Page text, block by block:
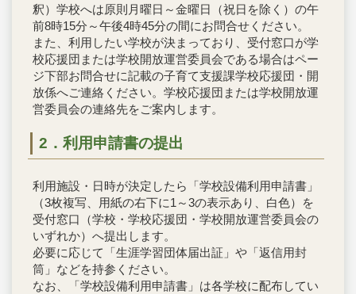
釈）学校へは原則月曜日～金曜日（祝日を除く）の午
前8時15分～午後4時45分の間にお問合せください。
また、利用したい学校が決まっており、受付窓口が学
校応援団または学校開放運営委員会である場合はペー
ジ下部お問合せに記載の子育て支援課学校応援団・開
放係へご連絡ください。学校応援団または学校開放運
営委員会の連絡先をご案内します。
2．利用申請書の提出
利用施設・日時が決定したら「学校設備利用申請書」
（3枚複写、用紙の右下に1～3の表示あり、白色）を
受付窓口（学校・学校応援団・学校開放運営委員会の
いずれか）へ提出します。
必要に応じて「生涯学習団体届出証」や「返信用封
筒」などを持参ください。
なお、「学校設備利用申請書」は各学校に配布してい